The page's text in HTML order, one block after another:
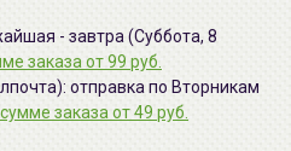
- завтра (Суббота, 8
заказа от 99 руб.
отправка по Вторникам
заказа от 49 руб.